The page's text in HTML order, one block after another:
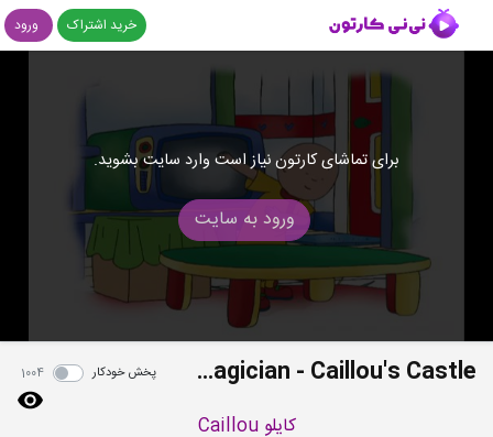
خرید اشتراک ورود
برای تماشای کارتون نیاز است وارد سایت بشوید.
ورود به سایت
S04E08 - Show and Tell - Caillou the Magician - Caillou's Castle پخش خودکار 1004
کایلو Caillou